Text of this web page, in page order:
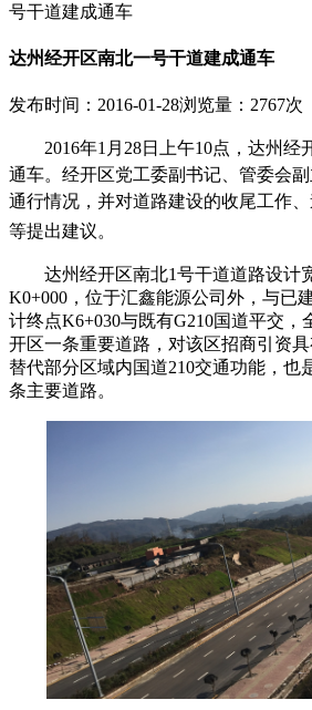
号干道建成通车
达州经开区南北一号干道建成通车
发布时间：2016-01-28浏览量：2767次
2016年1月 28日上午10点，达州经
通车。 经开区党工委副书记、管委会
通行情况，并对道路建设的收尾工作
等提出建议。
达州经开区南北1号干道道路设计
K0+000 ，位于汇鑫能源公司外，与已
计终点K6+030与既有G210国道平交，
开区一条重要道路，对该区招商引资
替代部分区域内国道210交通功能，也
条主要道路。